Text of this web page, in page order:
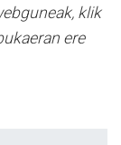
klik
ere